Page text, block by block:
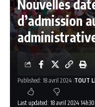
Nouvelles
d’admission
Last updated: 18 avril 2024 14h30
Published: 18 avril 2024 TOUT